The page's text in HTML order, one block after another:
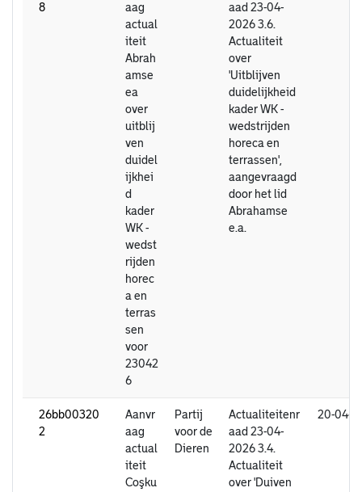
8
aag
actual
iteit
Abrah
amse
ea
over
uitblij
ven
duidel
ijkhei
d
kader
WK -
wedst
rijden
horec
a en
terras
sen
voor
23042
6
aad 23-04-
2026 3.6.
Actualiteit
over
'Uitblijven
duidelijkheid
kader WK -
wedstrijden
horeca en
terrassen',
aangevraagd
door het lid
Abrahamse
e.a.
26bb00320
2
Aanvr
aag
actual
iteit
Coşku
Partij
voor de
Dieren
Actualiteitenr
aad 23-04-
2026 3.4.
Actualiteit
over 'Duiven
20-04-